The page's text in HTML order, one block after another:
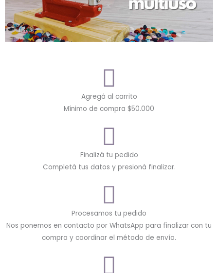
Agregá al carrito
Mínimo de compra $50.000
Finalizá tu pedido
Completá tus datos y presioná finalizar.
Procesamos tu pedido
Nos ponemos en contacto por WhatsApp para finalizar con tu
compra y coordinar el método de envío.